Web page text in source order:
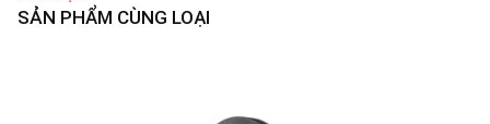
SẢN PHẨM CÙNG LOẠI